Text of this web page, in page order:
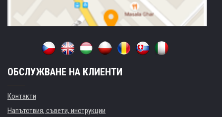
ОБСЛУЖВАНЕ НА КЛИЕНТИ
Контакти
Напътствия, съвети, инструкции